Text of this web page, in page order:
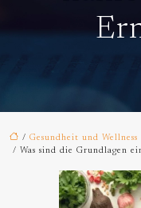
/ Gesundheit und Wellness
/ Was sind die Grundlagen